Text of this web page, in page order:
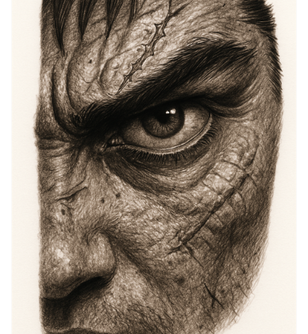
Dấu Ấn Hy Sinh hoặc thanh kiếm diệt rồng của Guts.
Một bề mặt lớn cho phép các thiết kế tinh xảo thực sự
nắm bắt được tinh thần của những ý tưởng về Berserk.
Những người yêu thích xăm hình thường chọn những
khu vực này vì sự nổi bật của chúng, cho phép họ thể
hiện niềm đam mê cho series với niềm tự hào. Ngoài
ra, một số người có thể thích vị trí tinh tế hơn, như ở
cổ tay hoặc sau tai, mang lại một dấu ấn cá nhân hơn.
Dù lựa chọn như thế nào, mỗi vị trí đều nhằm làm nổi
bật sự kết nối của người mang với những chủ đề mạnh
mẽ được thể hiện trong vũ trụ Berserk.